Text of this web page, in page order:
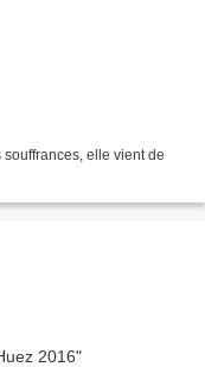
elle vient de